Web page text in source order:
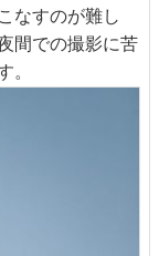
なすのが難し
間での撮影に苦
。